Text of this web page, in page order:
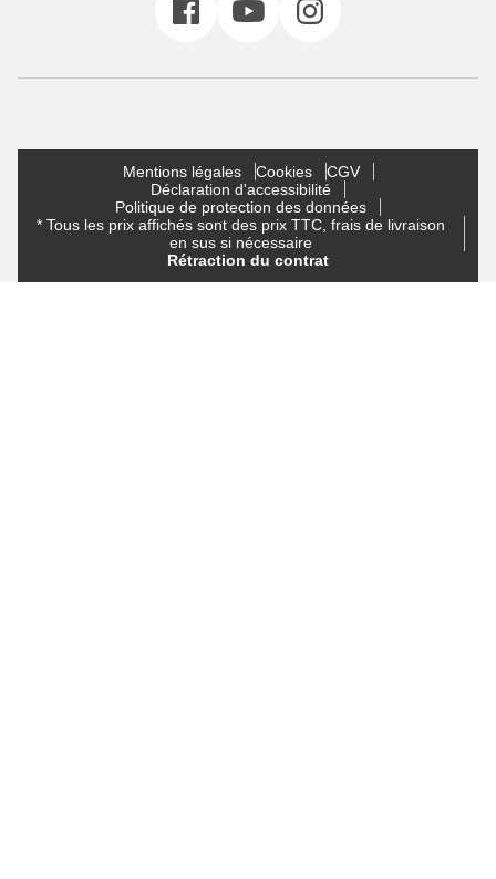
Mentions légales Cookies
CGV
Déclaration d'accessibilité
Politique de protection des données
* Tous les prix affichés sont des prix TTC, frais de livraison
en sus si nécessaire
Rétraction du contrat